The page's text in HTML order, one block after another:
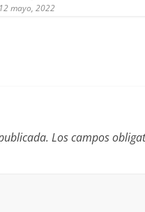
12 mayo, 2022
Los campos